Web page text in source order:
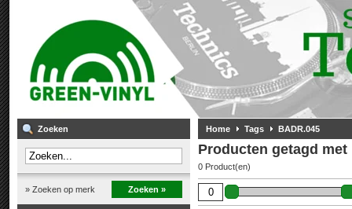
Zoeken
» Zoeken op merk Zoeken »
Home Tags BADR.045
Producten getagd met
0 Product(en)